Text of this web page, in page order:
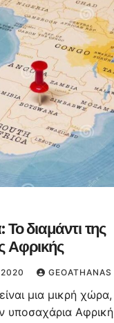
διαμάντι της
Αφρικής
GEOATHANAS
μια μικρή
υποσαχάρια